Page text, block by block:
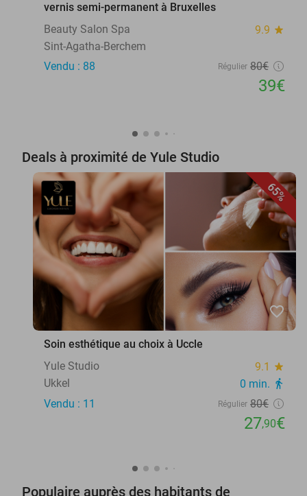
vernis semi-permanent à Bruxelles
Beauty Salon Spa
9.9 star
Sint-Agatha-Berchem
Vendu : 88
Régulier 80€
39€
Deals à proximité de Yule Studio
65%
favorite_border
Soin esthétique au choix à Uccle
Yule Studio
9.1 star
Ukkel 0 min. directions_walk
Vendu : 11 Régulier 80€
27,90€
Populaire auprès des habitants de